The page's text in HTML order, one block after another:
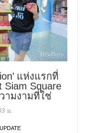
แห่งแรกที่
Siam Square
ามงามที่ใช่
น.